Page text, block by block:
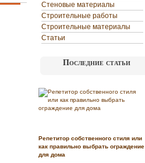
Стеновые материалы
Строительные работы
Строительные материалы
Статьи
Последние статьи
Репетитор собственного стиля или
как правильно выбрать ограждение
для дома